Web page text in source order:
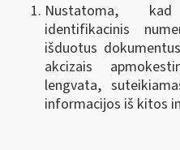
Nustatoma,
identifikacinis
išduotus
akcizais
lengvata,
informacijos iš kitos